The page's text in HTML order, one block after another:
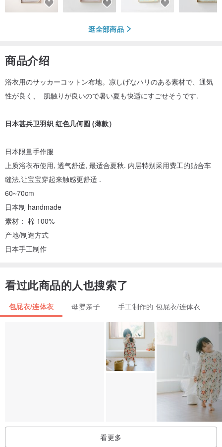
逛全部商品
商品介绍
浴衣用のサッカーコットン布地。凉しげなハリのある素材で、通気
性が良く、 肌触りが良いので暑い夏も快适にすごせそうです.
日本甚兵卫羽织 红色几何圆 (薄款）
日本限量手作服
上质浴衣布使用, 透气舒适, 最适合夏秋. 内层特别采用费工的贴合车
缝法,让宝宝穿起来触感更舒适 .
60~70cm
日本制 handmade
素材： 棉 100%
产地/制造方式
日本手工制作
看过此商品的人也搜索了
包屁衣/连体衣 母婴亲子 手工制作的 包屁衣/连体衣
看更多